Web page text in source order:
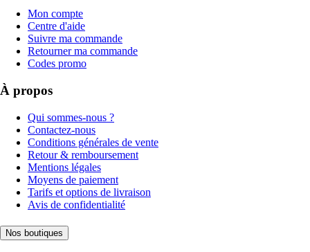
Mon compte
Centre d'aide
Suivre ma commande
Retourner ma commande
Codes promo
À propos
Qui sommes-nous ?
Contactez-nous
Conditions générales de vente
Retour & remboursement
Mentions légales
Moyens de paiement
Tarifs et options de livraison
Avis de confidentialité
Nos boutiques